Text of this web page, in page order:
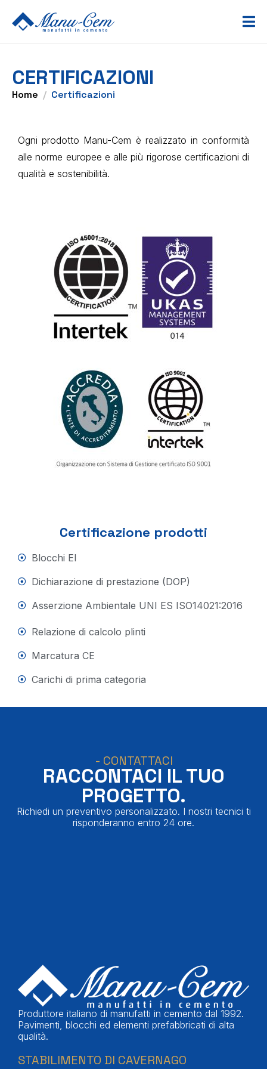
CERTIFICAZIONI
Home Certificazioni
Ogni prodotto Manu-Cem è realizzato in conformità
alle norme europee e alle più rigorose certificazioni di
qualità e sostenibilità.
Certificazione prodotti
Blocchi EI
Dichiarazione di prestazione (DOP)
Asserzione Ambientale UNI ES ISO14021:2016
Relazione di calcolo plinti
Marcatura CE
Carichi di prima categoria
- CONTATTACI
RACCONTACI IL TUO
PROGETTO.
Richiedi un preventivo personalizzato. I nostri tecnici ti
risponderanno entro 24 ore.
Produttore italiano di manufatti in cemento dal 1992.
Pavimenti, blocchi ed elementi prefabbricati di alta
qualità.
STABILIMENTO DI CAVERNAGO